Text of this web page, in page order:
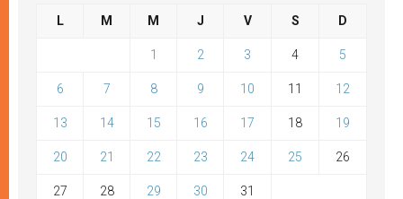
L M M J V S D
1 2 3 4 5
6 7 8 9 10 11 12
13 14 15 16 17 18 19
20 21 22 23 24 25 26
27 28 29 30 31